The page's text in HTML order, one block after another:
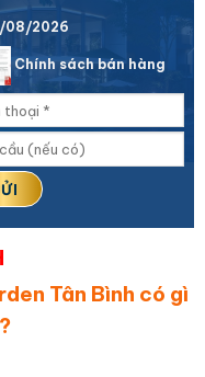
08/2026
Chính sách bán hàng
Tân Bình có gì